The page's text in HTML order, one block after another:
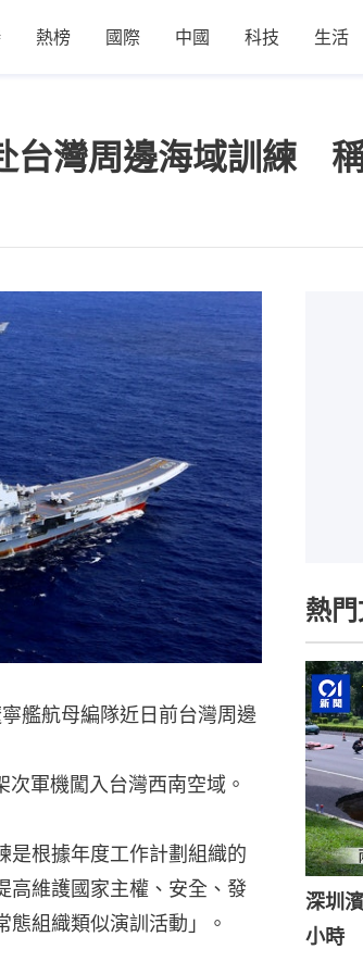
熱榜 國際 中國 科技 生活
台灣周邊海域訓練
艦航母編隊近日前台灣周邊
軍機闖入台灣西南空域。
是根據年度工作計劃組織的
高維護國家主權、安全、發
組織類似演訓活動」。
熱
深圳
小時